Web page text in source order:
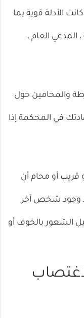
الأدلة قوية بما
المدعي العام ،
والمحامين حول
في المحكمة إذا
أو محام أن
وجود شخص آخر
الشعور بالخوف أو